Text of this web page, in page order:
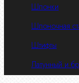
Шпонки
Шпоночная
Штифты
Латунный и